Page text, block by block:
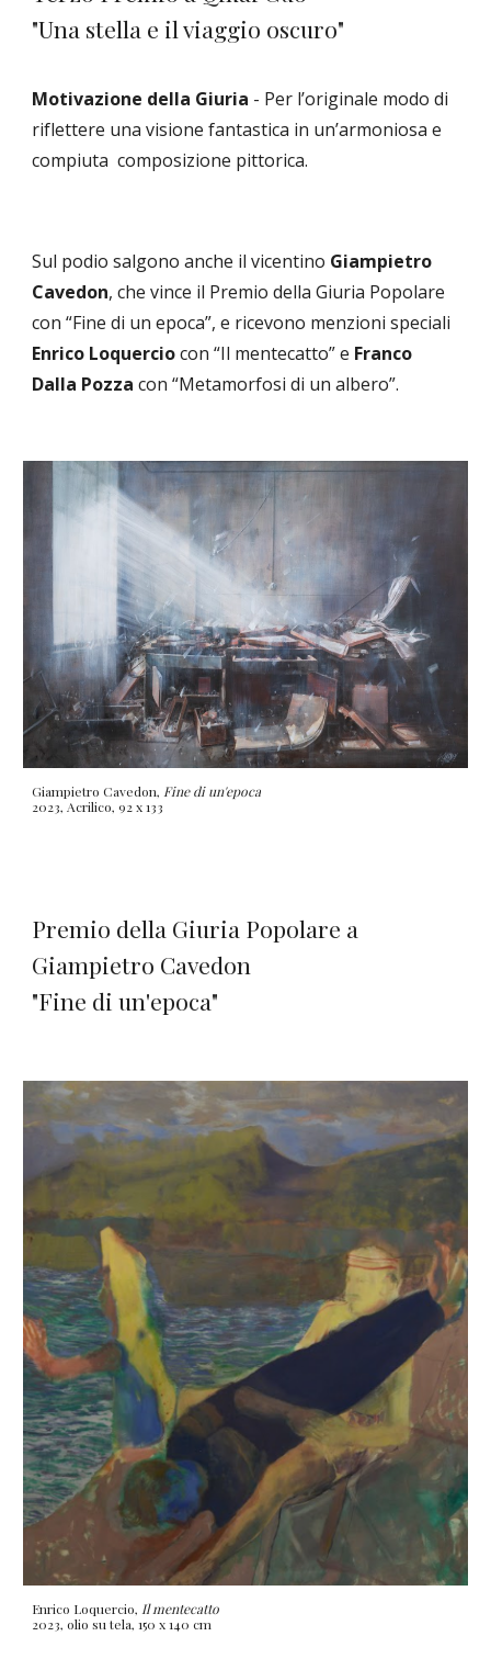
"Una stella e il viaggio oscuro"
Motivazione della Giuria - Per l’originale modo di
riflettere una visione fantastica in un’armoniosa e
compiuta composizione pittorica.
Sul podio salgono anche il vicentino Giampietro
Cavedon, che vince il Premio della Giuria Popolare
con “Fine di un epoca”, e ricevono menzioni speciali
Enrico Loquerciocon “Il mentecatto” e Franco
Dalla Pozza con “Metamorfosi di un albero”.
Giampietro Cavedon, Fine di un'epoca
2023, Acrilico, 92 x 133
Premio della Giuria Popolare a
Giampietro Cavedon
"Fine di un'epoca"
Enrico Loquercio,Il mentecatto
2023, olio su tela, 150 x 140 cm